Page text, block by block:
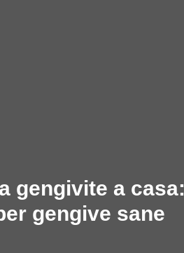
gengivite a casa:
gengive sane